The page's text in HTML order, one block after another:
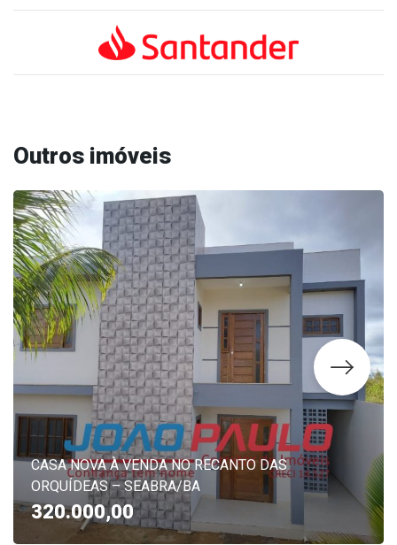
Outros imóveis
CASA NOVA À VENDA NO RECANTO DAS
ORQUÍDEAS – SEABRA/BA
320.000,00